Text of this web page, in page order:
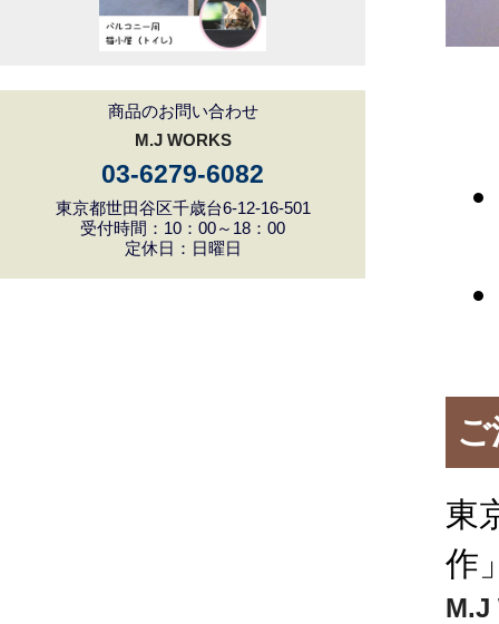
商品のお問い合わせ
M.J WORKS
03-6279-6082
東京都世田谷区千歳台6-12-16-501
受付時間：10：00～18：00
定休日：日曜日
東
作
M.J